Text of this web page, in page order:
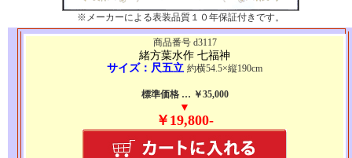
※メーカーによる表装品質１０年保証付きです。
商品番号 d3117
緒方葉水作 七福神
サイズ：尺五立 約横54.5×縦190cm
標準価格 … ￥35,000
▼
￥19,800-